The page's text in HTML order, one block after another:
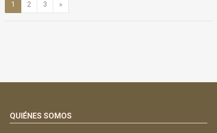
1 2 3 »
QUIÉNES SOMOS